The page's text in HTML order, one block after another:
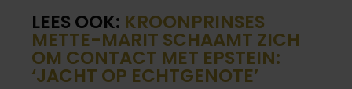
LEES OOK: KROONPRINSES
METTE-MARIT SCHAAMT ZICH
OM CONTACT MET EPSTEIN:
‘JACHT OP ECHTGENOTE’